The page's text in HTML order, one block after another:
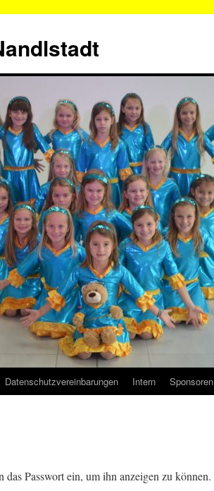
Datenschutzvereinbarungen Intern Sponsoren
Passwort ein, um ihn anzeigen zu können.